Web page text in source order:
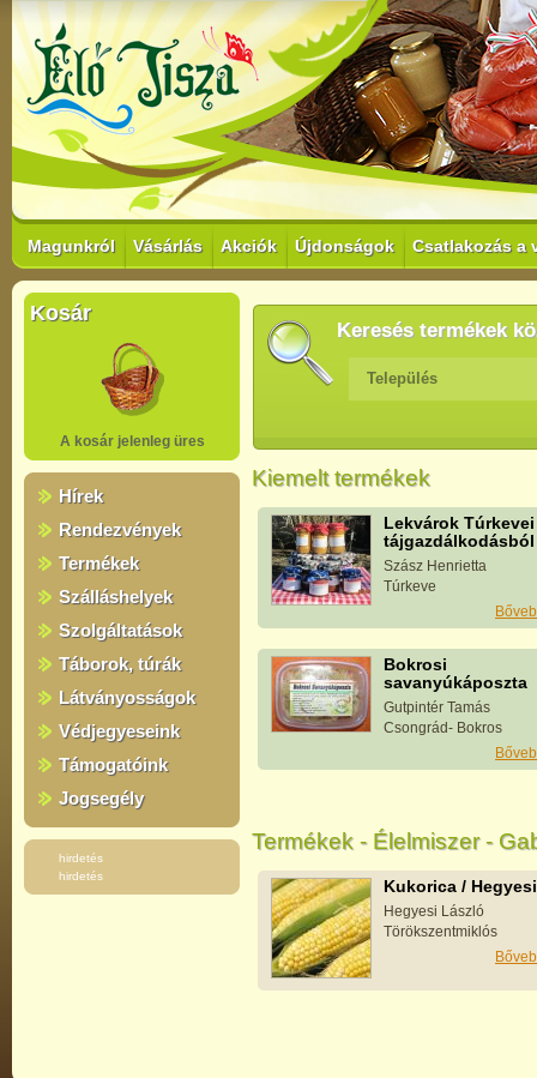
Magunkról Vásárlás Akciók Újdonságok Csatlakozás a
Kosár
A kosár jelenleg üres
Hírek
Rendezvények
Termékek
Szálláshelyek
Szolgáltatások
Táborok, túrák
Látványosságok
Védjegyeseink
Támogatóink
Jogsegély
hirdetés
hirdetés
Keresés termékek
Település
Kiemelt termékek
Lekvárok Túrkevei
tájgazdálkodásból
Szász Henrietta
Túrkeve
Bokrosi
savanyúkáposzta
Gutpintér Tamás
Csongrád- Bokros
Termékek - Élelmiszer -
Kukorica / Hegyesi
Hegyesi László
Törökszentmiklós